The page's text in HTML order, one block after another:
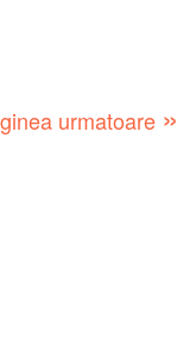
urmatoare »